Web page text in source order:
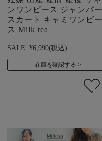
ンワンピース ジャンパー
スカート キャミワンピー
ス Milk tea
SALE: ¥6,990(税込)
在庫を確認する